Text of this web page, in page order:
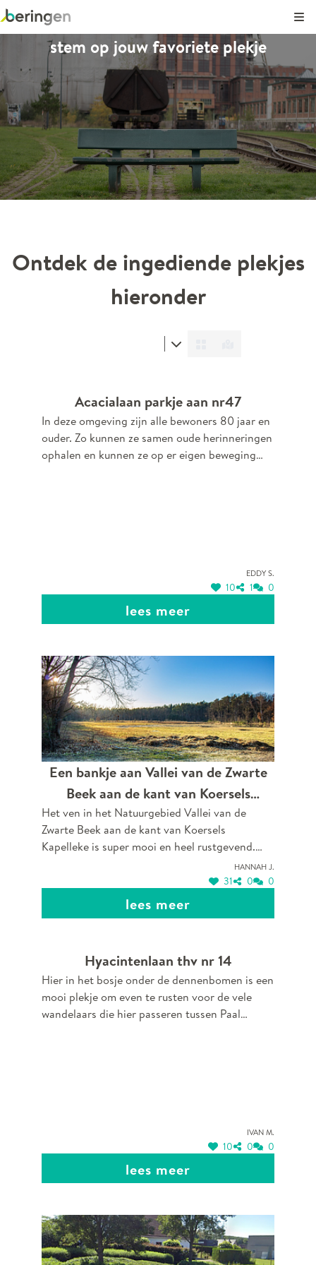
stem op jouw favoriete plekje
Ontdek de ingediende plekjes
hieronder
Acacialaan parkje aan nr47
In deze omgeving zijn alle bewoners 80 jaar en
ouder. Zo kunnen ze samen oude herinneringen
ophalen en kunnen ze op er eigen beweging
Eddy S.
10 1 0
lees meer
Een bankje aan Vallei van de Zwarte
Beek aan de kant van Koersels
Kapelleke
Het ven in het Natuurgebied Vallei van de
Zwarte Beek aan de kant van Koersels
Kapelleke is super mooi en heel rustgevend.
Mijn man heeft me daar ook ten huwelijk
gevraagd omdat het bos voor ons zo belangrijk
is. Het is een prachtig stuk natuur van Beringen
en we wandelen er elke dag met heel veel
Hannah J.
31 0 0
lees meer
Hyacintenlaan thv nr 14
Hier in het bosje onder de dennenbomen is een
mooi plekje om even te rusten voor de vele
wandelaars die hier passeren tussen Paal
Ivan M.
10 0 0
lees meer